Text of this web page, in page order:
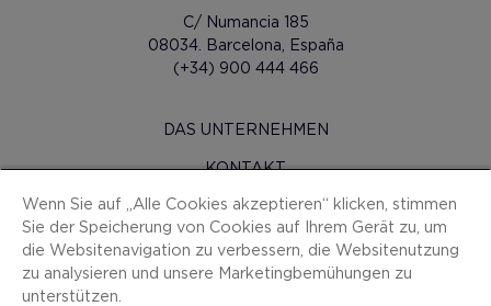
C/ Numancia 185
08034. Barcelona, España
(+34) 900 444 466
DAS UNTERNEHMEN
KONTAKT
H10 PRO
PRESSERAUM
SITEMAP
Wenn Sie auf „Alle Cookies akzeptieren“ klicken, stimmen
Sie der Speicherung von Cookies auf Ihrem Gerät zu, um
die Websitenavigation zu verbessern, die Websitenutzung
zu analysieren und unsere Marketingbemühungen zu
unterstützen.